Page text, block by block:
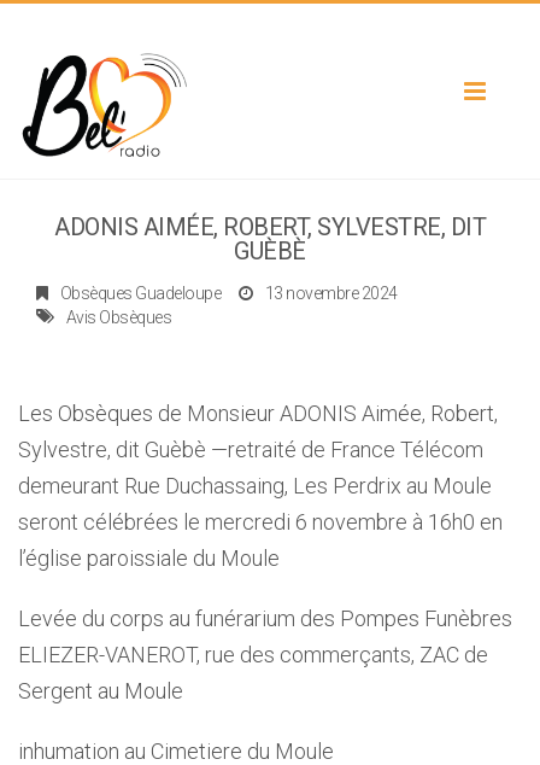
Toggle
ADONIS AIMÉE, ROBERT, SYLVESTRE, DIT
GUÈBÈ
Obsèques Guadeloupe
13 novembre 2024
Avis Obsèques
Les Obsèques de Monsieur ADONIS Aimée, Robert,
Sylvestre, dit Guèbè —retraité de France Télécom
demeurant Rue Duchassaing, Les Perdrix au Moule
seront célébrées le mercredi 6 novembre à 16h0 en
l’église paroissiale du Moule
Levée du corps au funérarium des Pompes Funèbres
ELIEZER-VANEROT, rue des commerçants, ZAC de
Sergent au Moule
inhumation au Cimetiere du Moule